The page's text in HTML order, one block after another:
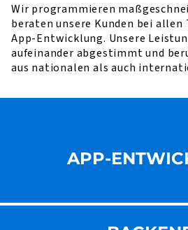
Wir programmieren
beraten unsere Kunden bei allen
App-Entwicklung. Unsere
aufeinander abgestimmt und
aus nationalen als auch
APP-